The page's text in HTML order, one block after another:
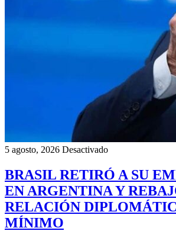
5 agosto, 2026 Desactivado
BRASIL RETIRÓ A SU
EN ARGENTINA Y
RELACIÓN
MÍNIMO